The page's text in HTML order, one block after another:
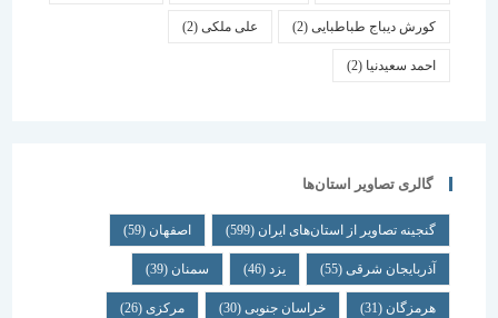
کورش دیباج طباطبایی(2) علی ملکی(2)
احمد سعیدنیا (2)
گالری تصاویر استان‌ها
گنجینه تصاویر از استان‌های ایران(599) اصفهان (59)
آذربایجان شرقی(55) یزد سمنان (39)
هرمزگان(31) خراسان جنوبی(30) مرکزی (26)